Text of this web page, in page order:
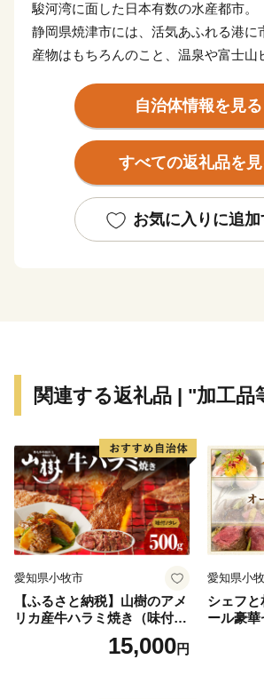
駿河湾に面した日本有数の水産都市。
静岡県焼津市には、活気あふれる港に
産物はもちろんのこと、温泉や富士山
心の向くまま、足の向くままにふらっ
自治体情報を見る
すべての返礼品を
お気に入りに追加
関連する返礼品 | "加工品
愛知県小牧市
【ふるさと納税】山樹のアメ
リカ産牛ハラミ焼き（味付）
15,000円
愛知県小
シェフ
ール豪華